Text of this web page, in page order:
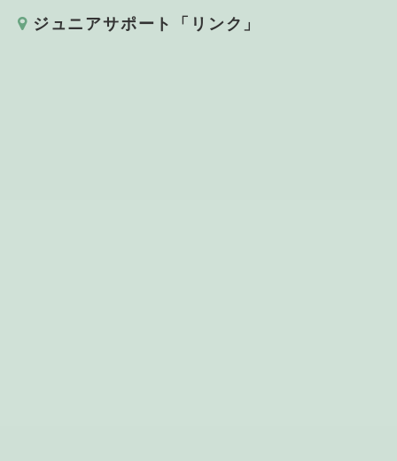
ジュニアサポート「リンク」